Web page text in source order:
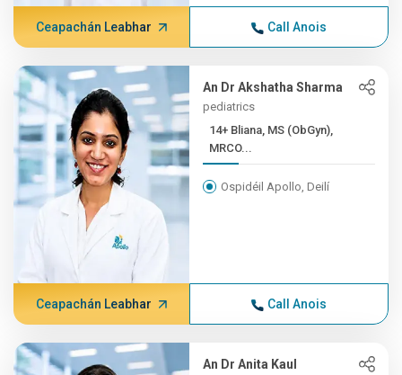
Ceapachán Leabhar Call Anois
An Dr Akshatha Sharma
pediatrics
14+ Bliana, MS (ObGyn),
MRCO...
Ospidéil Apollo, Deilí
Ceapachán Leabhar Call Anois
An Dr Anita Kaul